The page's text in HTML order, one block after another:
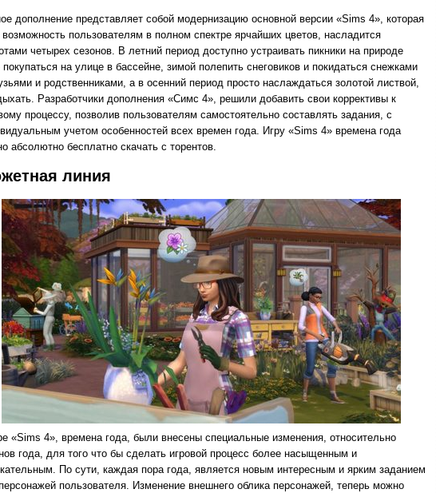
дополнение представляет собой модернизацию основной версии «Sims 4», которая
возможность пользователям в полном спектре ярчайших цветов, насладится
четырех сезонов. В летний период доступно устраивать пикники на природе
покупаться на улице в бассейне, зимой полепить снеговиков и покидаться снежками
и родственниками, а в осенний период просто наслаждаться золотой листвой,
Разработчики дополнения «Симс 4», решили добавить свои коррективы к
процессу, позволив пользователям самостоятельно составлять задания, с
учетом особенностей всех времен года. Игру «Sims 4» времена года
абсолютно бесплатно скачать с торентов.
линия
«Sims 4», времена года, были внесены специальные изменения, относительно
года, для того что бы сделать игровой процесс более насыщенным и
По сути, каждая пора года, является новым интересным и ярким заданием
пользователя. Изменение внешнего облика персонажей, теперь можно